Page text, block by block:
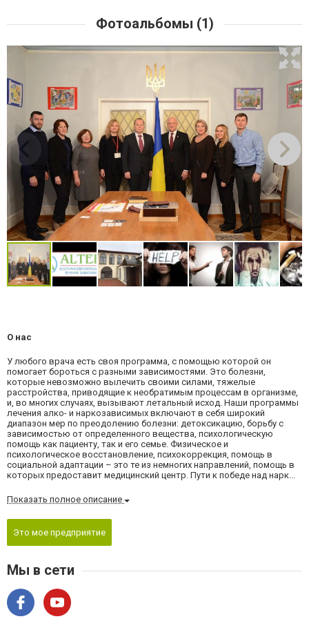
Фотоальбомы (1)
О нас
У любого врача есть своя программа, с помощью которой он
помогает бороться с разными зависимостями. Это болезни,
которые невозможно вылечить своими силами, тяжелые
расстройства, приводящие к необратимым процессам в организме,
и, во многих случаях, вызывают летальный исход. Наши программы
лечения алко- и наркозависимых включают в себя широкий
диапазон мер по преодолению болезни: детоксикацию, борьбу с
зависимостью от определенного вещества, психологическую
помощь как пациенту, так и его семье. Физическое и
психологическое восстановление, психокоррекция, помощь в
социальной адаптации – это те из немногих направлений, помощь в
которых предоставит медицинский центр. Пути к победе над нарк...
Показать полное описание
Это мое предприятие
Мы в сети